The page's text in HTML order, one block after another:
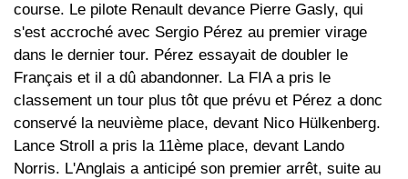
course. Le pilote Renault devance Pierre Gasly, qui
s'est accroché avec Sergio Pérez au premier virage
dans le dernier tour. Pérez essayait de doubler le
Français et il a dû abandonner. La FIA a pris le
classement un tour plus tôt que prévu et Pérez a donc
conservé la neuvième place, devant Nico Hülkenberg.
Lance Stroll a pris la 11ème place, devant Lando
Norris. L'Anglais a anticipé son premier arrêt, suite au